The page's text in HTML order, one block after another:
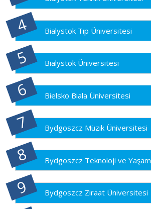
Bialystok Tıp Üniversitesi
Bialystok Üniversitesi
Bielsko Biala Üniversitesi
Bydgoszcz Müzik Üniversitesi
Bydgoszcz Teknoloji ve Yaşam
Bydgoszcz Ziraat Üniversitesi